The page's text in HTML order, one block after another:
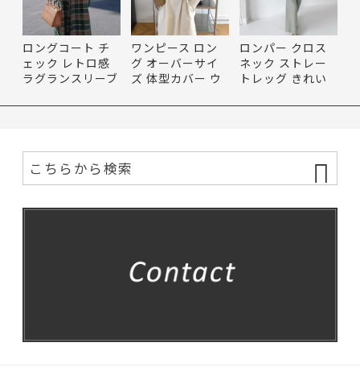
ロングコート チ
ェック レトロ感
ラグランスリーブ
ワンピース ロン
グ オーバーサイ
ズ 体型カバー ウ
ロンパー クロス
ネック ストレー
トレッグ きれい